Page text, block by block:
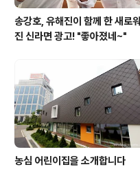
송강호, 유해진이 함께 한 새로워
진 신라면 광고! "좋아졌네~"
농심 어린이집을 소개합니다